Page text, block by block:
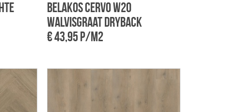
Belakos Cervo W20
walvisgraat dryback
€ 43,95 p/m2